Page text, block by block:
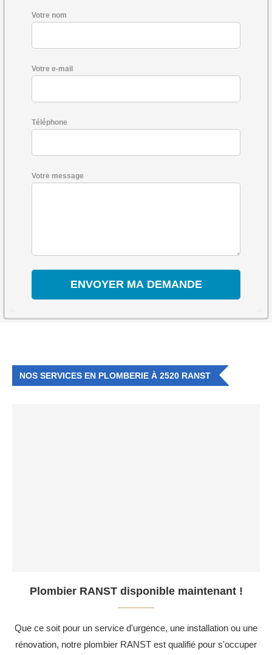
Votre nom
Votre e-mail
Téléphone
Votre message
NOS SERVICES EN PLOMBERIE À 2520 RANST
Plombier RANST disponible maintenant !
Que ce soit pour un service d'urgence, une installation ou une
rénovation, notre plombier RANST est qualifié pour s'occuper